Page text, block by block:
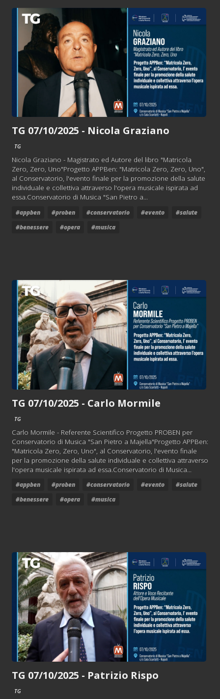
TG 07/10/2025 - Nicola Graziano
TG
Nicola Graziano - Magistrato ed Autore del libro "Matricola
Zero, Zero, Uno"Progetto APPBen: "Matricola Zero, Zero, Uno",
al Conservatorio, l'evento finale per la promozione della salute
individuale e collettiva attraverso l'opera musicale ispirata ad
essa.Conservatorio di Musica "San Pietro a...
#appben #proben #conservatorio #evento
#salute
#benessere
#opera #musica
TG 07/10/2025 - Carlo Mormile
TG
Carlo Mormile - Referente Scientifico Progetto PROBEN per
Conservatorio di Musica "San Pietro a Majella"Progetto APPBen:
"Matricola Zero, Zero, Uno", al Conservatorio, l'evento finale
per la promozione della salute individuale e collettiva attraverso
l'opera musicale ispirata ad essa.Conservatorio di Musica...
#appben #proben #conservatorio #evento
#salute
#benessere
#opera #musica
TG 07/10/2025 - Patrizio Rispo
TG